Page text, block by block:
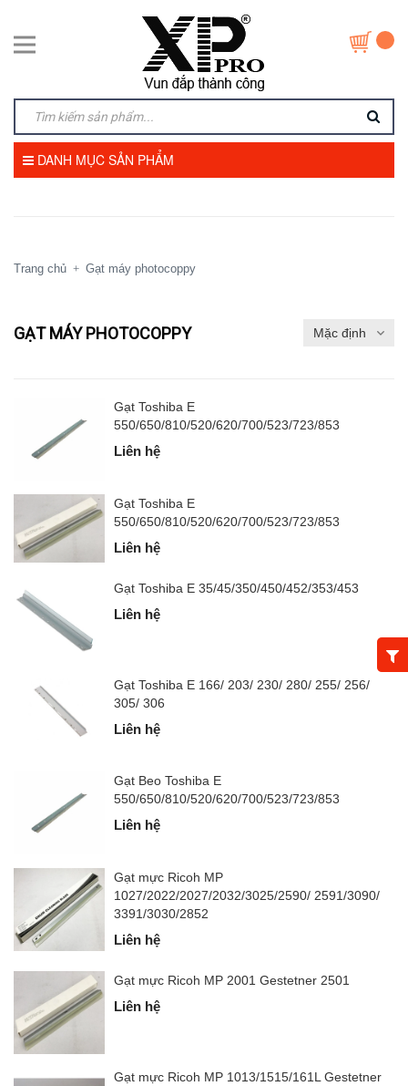
DANH MỤC SẢN PHẨM
Trang chủ + Gạt máy photocoppy
GẠT MÁY PHOTOCOPPY
Gạt Toshiba E
550/650/810/520/620/700/523/723/853
Liên hệ
Gạt Toshiba E
550/650/810/520/620/700/523/723/853
Liên hệ
Gạt Toshiba E 35/45/350/450/452/353/453
Liên hệ
Gạt Toshiba E 166/ 203/ 230/ 280/ 255/ 256/
305/ 306
Liên hệ
Gạt Beo Toshiba E
550/650/810/520/620/700/523/723/853
Liên hệ
Gạt mực Ricoh MP
1027/2022/2027/2032/3025/2590/ 2591/3090/
3391/3030/2852
Liên hệ
Gạt mực Ricoh MP 2001 Gestetner 2501
Liên hệ
Gạt mực Ricoh MP 1013/1515/161L Gestetner